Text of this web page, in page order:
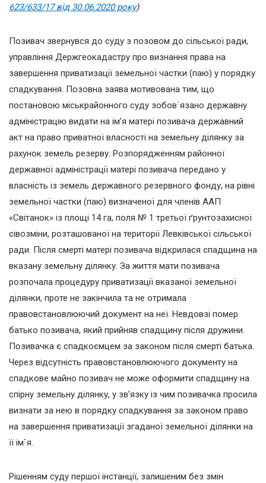
623/633/17 від 30.06.2020 року)
Позивач звернувся до суду з позовом до сільської ради,
управління Держгеокадастру про визнання права на
завершення приватизації земельної частки (паю) у порядку
спадкування. Позовна заява мотивована тим, що
постановою міськрайонного суду зобов`язано державну
адміністрацію видати на ім’я матері позивача державний
акт на право приватної власності на земельну ділянку за
рахунок земель резерву. Розпорядженням районної
державної адміністрації матері позивача передано у
власність із земель державного резервного фонду, на рівні
земельної частки (паю) визначеної для членів ААП
«Світанок» із площі 14 га, поля № 1 третьої ґрунтозахисної
сівозміни, розташованої на території Левківської сільської
ради. Після смерті матері позивача відкрилася спадщина на
вказану земельну ділянку. За життя мати позивача
розпочала процедуру приватизації вказаної земельної
ділянки, проте не закінчила та не отримала
правовстановлюючий документ на неї. Невдовзі помер
батько позивача, який прийняв спадщину після дружини.
Позивачка є спадкоємцем за законом після смерті батька.
Через відсутність правовстановлюючого документу на
спадкове майно позивач не може оформити спадщину на
спірну земельну ділянку, у зв’язку із чим позивачка просила
визнати за нею в порядку спадкування за законом право
на завершення приватизації згаданої земельної ділянки на
її ім`я.
Рішенням суду першої інстанції, залишеним без змін